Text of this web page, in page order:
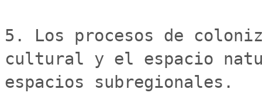
5. Los procesos de
cultural y el espacio
espacios subregionales.